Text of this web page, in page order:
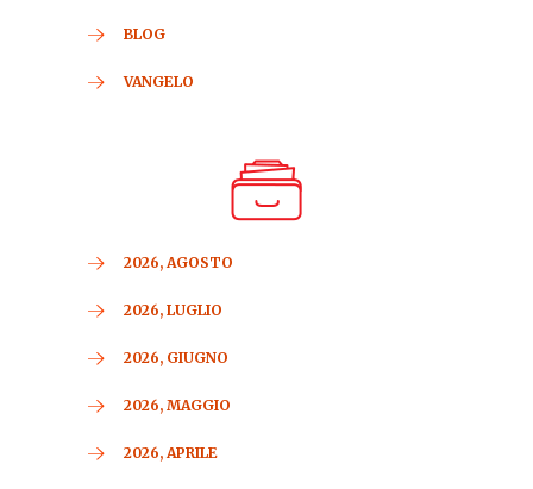
BLOG
VANGELO
2026, AGOSTO
2026, LUGLIO
2026, GIUGNO
2026, MAGGIO
2026, APRILE